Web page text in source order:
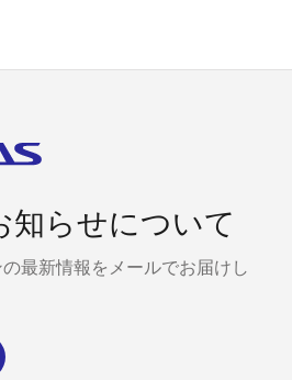
知らせについて
最新情報をメールでお届けし